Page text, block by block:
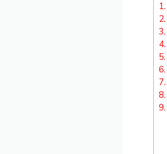
1.
2.
3.
4.
5.
6.
7.
8.
9.